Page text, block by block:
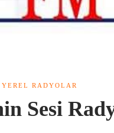
YEREL RADYOLAR
Sesi